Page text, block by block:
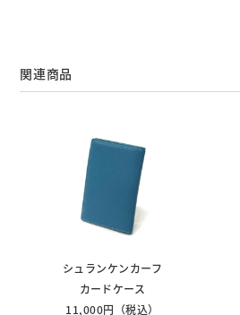
関連商品
シュランケンカーフ
カードケース
11,000円（税込）